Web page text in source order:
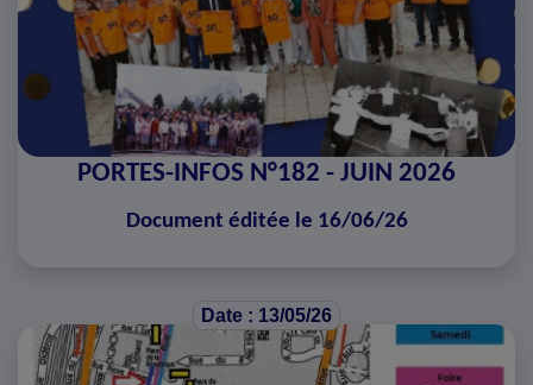
PORTES-INFOS N°182 - JUIN 2026
Document éditée le 16/06/26
Date : 13/05/26